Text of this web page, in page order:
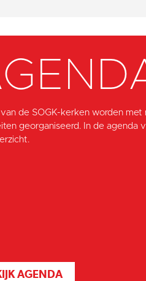
van de SOGK-kerken worden met
georganiseerd. In de agenda
AGENDA